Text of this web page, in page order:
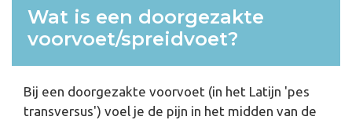
Wat is een doorgezakte
voorvoet/spreidvoet?
Bij een doorgezakte voorvoet (in het Latijn 'pes
transversus') voel je de pijn in het midden van de